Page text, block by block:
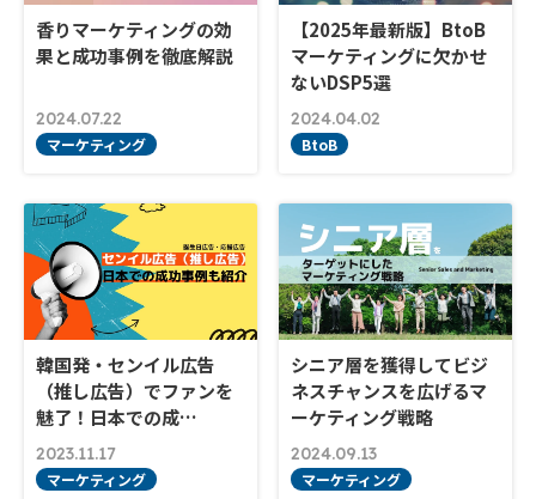
香りマーケティングの効
果と成功事例を徹底解説
2024.07.22
マーケティング
【2025年最新版】BtoB
マーケティングに欠かせ
ないDSP5選
2024.04.02
BtoB
韓国発・センイル広告
（推し広告）でファンを
魅了！日本での成…
2023.11.17
マーケティング
シニア層を獲得してビジ
ネスチャンスを広げるマ
ーケティング戦略
2024.09.13
マーケティング